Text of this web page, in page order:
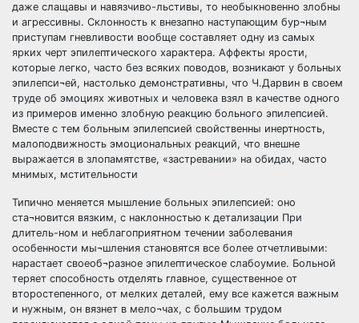
даже слащавы и навязчиво-льстивы, то необыкновенно злобны
и агрессивны. Склонность к внезапно наступающим бур¬ным
приступам гневливости вообще составляет одну из самых
ярких черт эпилептического характера. Аффекты ярости,
которые легко, часто без всяких поводов, возникают у больных
эпилепси¬ей, настолько демонстративны, что Ч.Дарвин в своем
труде об эмоциях животных и человека взял в качестве одного
из примеров именно злобную реакцию больного эпилепсией.
Вместе с тем больным эпилепсией свойственны инертность,
малоподвижность эмоциональных реакций, что внешне
выражается в злопамятстве, «застревании» на обидах, часто
мнимых, мстительности
Типично меняется мышление больных эпилепсией: оно
ста¬новится вязким, с наклонностью к детализации При
длитель-ном и неблагоприятном течении заболевания
особенности мы¬шления становятся все более отчетливыми:
нарастает своеоб¬разное эпилептическое слабоумие. Больной
теряет способность отделять главное, существенное от
второстепенного, от мелких деталей, ему все кажется важным
и нужным, он вязнет в мело¬чах, с большим трудом